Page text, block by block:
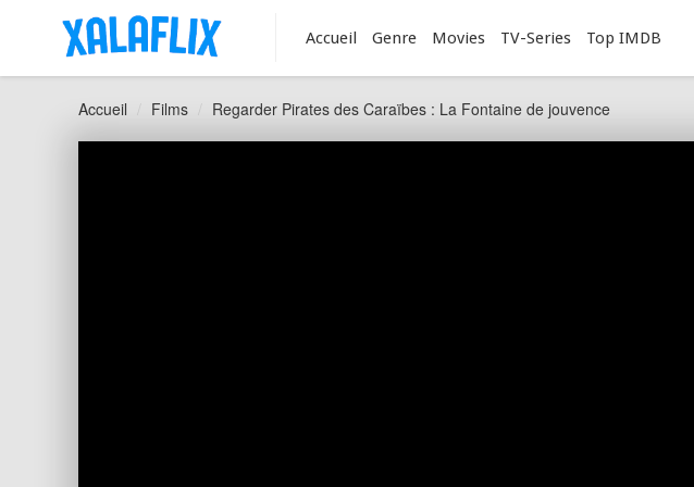
Accueil Genre Movies TV-Series Top IMDB
Accueil Films Regarder Pirates des Caraïbes : La Fontaine de jouvence